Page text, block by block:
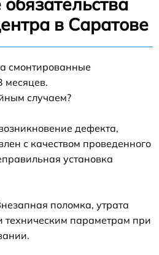
в Саратове
смонтированные
месяцев.
случаем?
дефекта,
с качеством проведенного
установка
поломка, утрата
техническим параметрам при